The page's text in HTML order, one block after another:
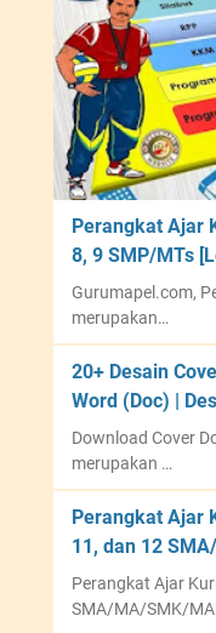
Perangkat Ajar
8, 9 SMP/MTs
Gurumapel.com,
merupakan…
20+ Desain
Word (Doc) |
Download Cover
merupakan …
Perangkat Ajar
11, dan 12
Perangkat Ajar
SMA/MA/SMK/